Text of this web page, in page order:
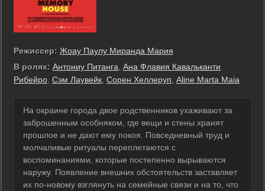
Режиссер: Жоау Паулу Миранда Мария
В ролях: Антониу Питанга Ана Флавия Кавальканти
Рибейро Сэм Лаувейк Сорен Хеллеруп Aline Marta Maia
На окраине города двое родственников ухаживают за
заброшенным особняком, где вещи и стены хранят
прошлое и не дают ему покоя. Повседневный труд и
молчаливые ритуалы переплетаются с
воспоминаниями, которые постепенно вырываются
наружу. Появление внешних обстоятельств заставляет
их по-новому взглянуть на семейные связи и на то, что